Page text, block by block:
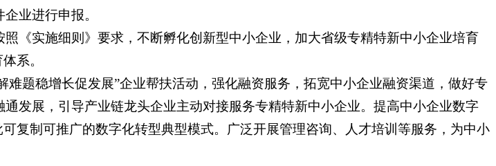
业进行申报。
《实施细则》要求，不断孵化创新型中小企业，加大省级专精特新中小企业培育
系。
难题稳增长促发展”企业帮扶活动，强化融资服务，拓宽中小企业融资渠道，做好专
发展，引导产业链龙头企业主动对接服务专精特新中小企业。提高中小企业数字
复制可推广的数字化转型典型模式。广泛开展管理咨询、人才培训等服务，为中小